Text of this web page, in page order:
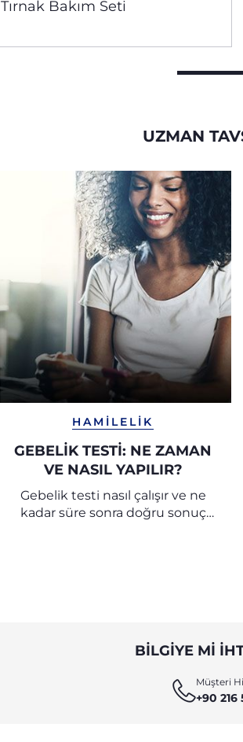
Tırnak Bakım Seti
UZMAN
HAMILELIK
GEBELİK TESTİ: NE ZAMAN
VE NASIL YAPILIR?
Gebelik testi nasıl çalışır ve ne
kadar süre sonra doğru sonuç
BILGIYE MI
Müşteri
+90 216